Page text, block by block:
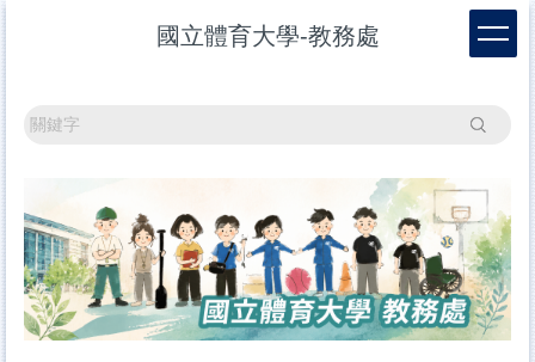
國立體育大學-教務處
搜尋